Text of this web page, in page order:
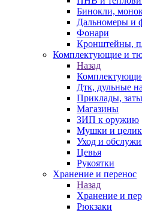
Бинокли,
Дальномеры и
Фонари
Кронштейны,
Комплектующие и
Назад
Дтк, дульные
Приклады,
Магазины
ЗИП к оружию
Мушки и
Уход и
Цевья
Рукоятки
Хранение и перенос
Назад
Хранение и
Рюкзаки